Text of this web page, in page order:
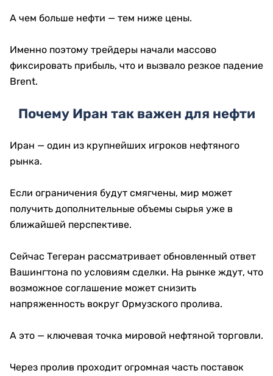
А чем больше нефти — тем ниже цены.
Именно поэтому трейдеры начали массово
фиксировать прибыль, что и вызвало резкое падение
Brent.
Почему Иран так важен для нефти
Иран — один из крупнейших игроков нефтяного
рынка.
Если ограничения будут смягчены, мир может
получить дополнительные объемы сырья уже в
ближайшей перспективе.
Сейчас Тегеран рассматривает обновленный ответ
Вашингтона по условиям сделки. На рынке ждут, что
возможное соглашение может снизить
напряженность вокруг Ормузского пролива.
А это — ключевая точка мировой нефтяной торговли.
Через пролив проходит огромная часть поставок